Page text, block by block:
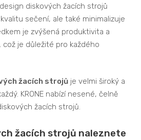
diskových žacích strojů
sečení, ale také minimalizuje
je zvýšená produktivita a
je důležité pro každého
žacích strojů je velmi široký a
KRONE nabízí nesené, čelně
žacích strojů.
žacích strojů naleznete